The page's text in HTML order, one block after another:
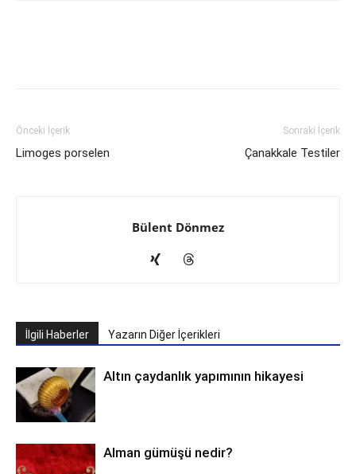
Önceki İçerik
Limoges porselen
Sonraki İçerik
Çanakkale Testiler
Bülent Dönmez
İlgili Haberler Yazarın Diğer İçerikleri
Altın çaydanlık yapımının hikayesi
Alman gümüşü nedir?